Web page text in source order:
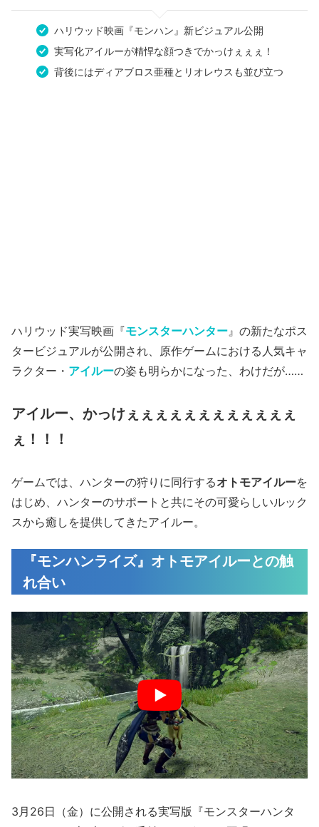
ハリウッド映画『モンハン』新ビジュアル公開
実写化アイルーが精悍な顔つきでかっけぇぇぇ！
背後にはディアブロス亜種とリオレウスも並び立つ
ハリウッド実写映画『モンスターハンター 』の新たなポス
タービジュアルが公開され、原作ゲームにおける人気キャ
ラクター・ アイルーの姿も明らかになった、わけだが……
アイルー、かっけぇぇぇぇぇぇぇぇぇぇぇぇ
ぇ！！！
ゲームでは、ハンターの狩りに同行するオトモアイルーを
はじめ、ハンターのサポートと共にその可愛らしいルック
スから癒しを提供してきたアイルー。
『モンハンライズ』オトモアイルーとの触
れ合い
3月26日（金）に公開される実写版『モンスターハンタ